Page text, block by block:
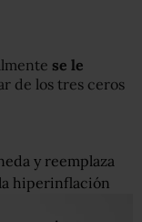
se le
de los tres ceros
y reemplaza
hiperinflación